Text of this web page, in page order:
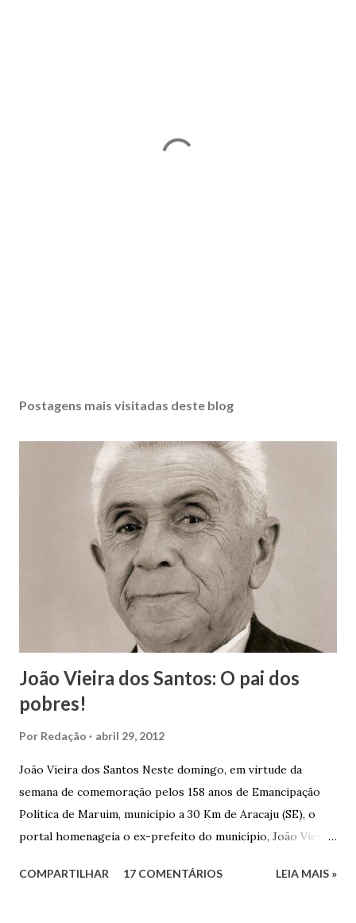
Postagens mais visitadas deste blog
João Vieira dos Santos: O pai dos
pobres!
Por Redação abril 29, 2012
João Vieira dos Santos Neste domingo, em virtude da
semana de comemoração pelos 158 anos de Emancipação
Política de Maruim, município a 30 Km de Aracaju (SE), o
portal homenageia o ex-prefeito do município, João Vieira
Vieira dos Santos e Arlinda Barroso dos Santos, nasceu em
COMPARTILHAR 17 COMENTÁRIOS LEIA MAIS »